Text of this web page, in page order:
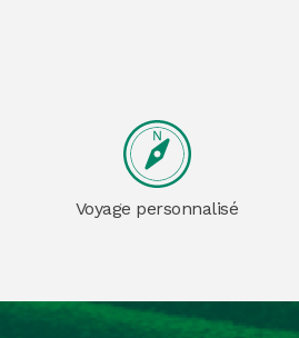
Voyage personnalisé